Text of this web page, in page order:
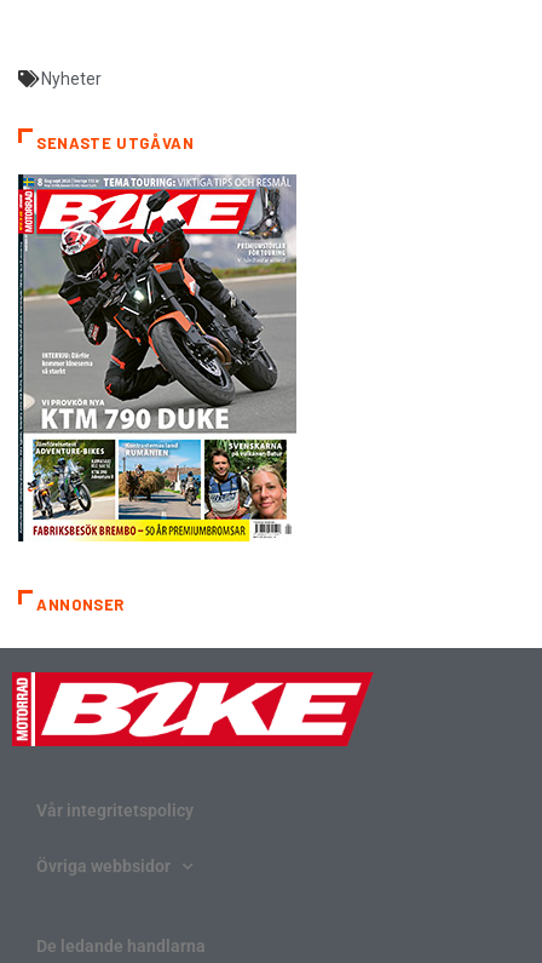
Nyheter
SENASTE UTGÅVAN
ANNONSER
Vår integritetspolicy
Övriga webbsidor
De ledande handlarna